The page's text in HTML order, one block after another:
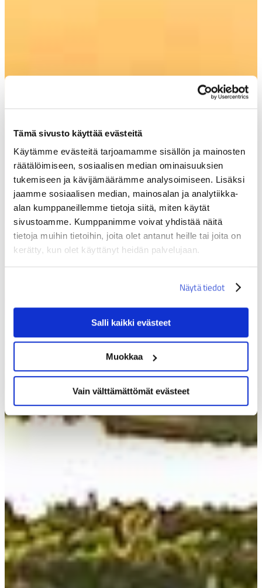
Tämä sivusto käyttää evästeitä
Käytämme evästeitä tarjoamamme sisällön ja mainosten
räätälöimiseen, sosiaalisen median ominaisuuksien
tukemiseen ja kävijämäärämme analysoimiseen. Lisäksi
jaamme sosiaalisen median, mainosalan ja analytiikka-
alan kumppaneillemme tietoja siitä, miten käytät
sivustoamme. Kumppanimme voivat yhdistää näitä
tietoja muihin tietoihin, joita olet antanut heille tai joita on
kerätty, kun olet käyttänyt heidän palvelujaan.
Näytä tiedot
Salli kaikki evästeet
Muokkaa
Vain välttämättömät evästeet